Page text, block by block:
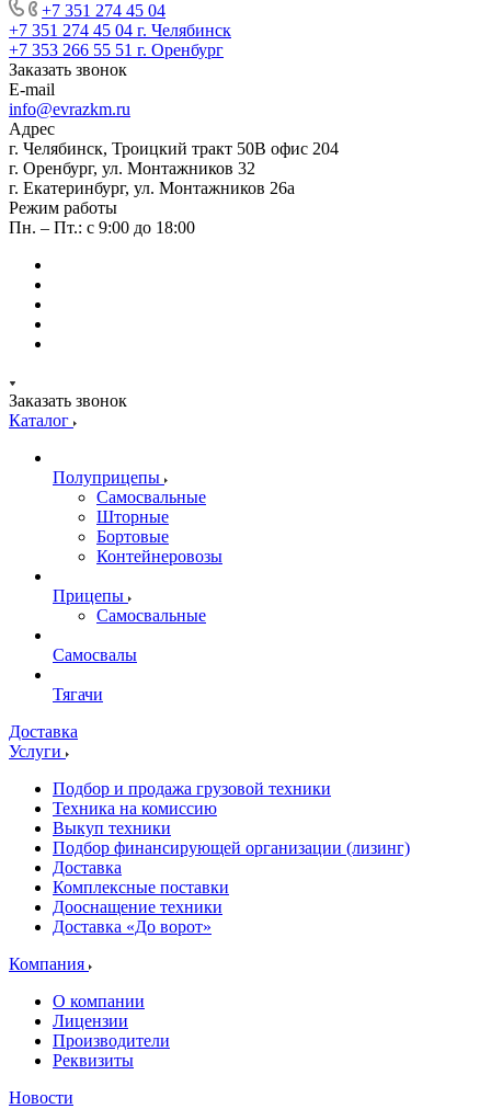
+7 351 274 45 04
+7 351 274 45 04 г. Челябинск
+7 353 266 55 51 г. Оренбург
Заказать звонок
E-mail
info@evrazkm.ru
Адрес
г. Челябинск, Троицкий тракт 50В офис 204
г. Оренбург, ул. Монтажников 32
г. Екатеринбург, ул. Монтажников 26а
Режим работы
Пн. – Пт.: с 9:00 до 18:00
Заказать звонок
Каталог
Полуприцепы
Самосвальные
Шторные
Бортовые
Контейнеровозы
Прицепы
Самосвальные
Самосвалы
Тягачи
Доставка
Услуги
Подбор и продажа грузовой техники
Техника на комиссию
Выкуп техники
Подбор финансирующей организации (лизинг)
Доставка
Комплексные поставки
Дооснащение техники
Доставка «До ворот»
Компания
О компании
Лицензии
Производители
Реквизиты
Новости